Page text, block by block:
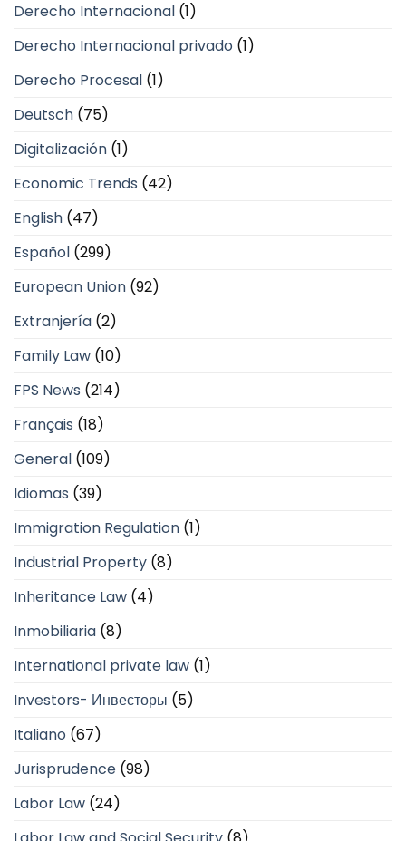
Derecho Internacional (1)
Derecho Internacional privado (1)
Derecho Procesal (1)
Deutsch (75)
Digitalización (1)
Economic Trends (42)
English (47)
Español (299)
European Union (92)
Extranjería (2)
Family Law (10)
FPS News (214)
Français (18)
General (109)
Idiomas (39)
Immigration Regulation (1)
Industrial Property (8)
Inheritance Law (4)
Inmobiliaria (8)
International private law (1)
Investors- Инвесторы (5)
Italiano (67)
Jurisprudence (98)
Labor Law (24)